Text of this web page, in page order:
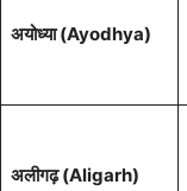
अयोध्या (Ayodhya)
अलीगढ़ (Aligarh)